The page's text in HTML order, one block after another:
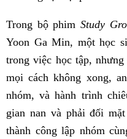
Trong bộ phim Study
Yoon Ga Min, một học
trong việc học tập,
mọi cách không xong,
nhóm, và hành trình
gian nan và phải đối
thành công lập nhóm